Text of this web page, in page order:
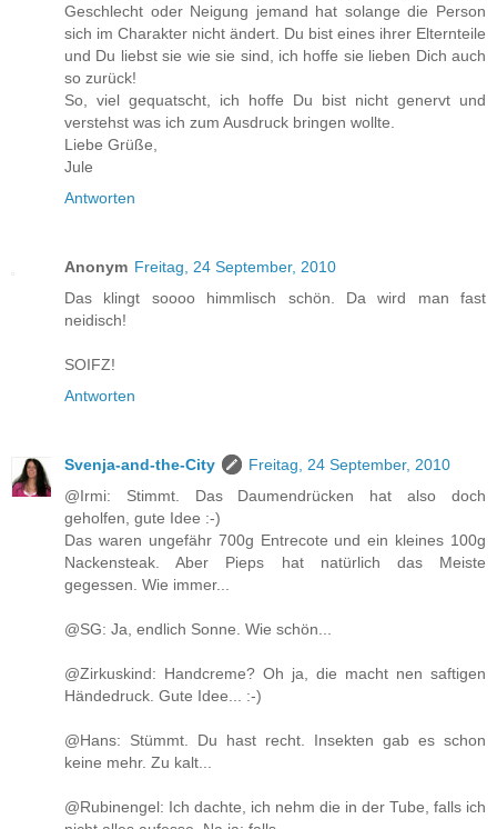
Geschlecht oder Neigung jemand hat solange die Person
sich im Charakter nicht ändert. Du bist eines ihrer Elternteile
und Du liebst sie wie sie sind, ich hoffe sie lieben Dich auch
so zurück!
So, viel gequatscht, ich hoffe Du bist nicht genervt und
verstehst was ich zum Ausdruck bringen wollte.
Liebe Grüße,
Jule
Antworten
Anonym Freitag, 24 September, 2010
Das klingt soooo himmlisch schön. Da wird man fast
neidisch!
SOIFZ!
Antworten
Svenja-and-the-City
Freitag, 24 September, 2010
@Irmi: Stimmt. Das Daumendrücken hat also doch
geholfen, gute Idee :-)
Das waren ungefähr 700g Entrecote und ein kleines 100g
Nackensteak. Aber Pieps hat natürlich das Meiste
gegessen. Wie immer...
@SG: Ja, endlich Sonne. Wie schön...
@Zirkuskind: Handcreme? Oh ja, die macht nen saftigen
Händedruck. Gute Idee... :-)
@Hans: Stümmt. Du hast recht. Insekten gab es schon
keine mehr. Zu kalt...
@Rubinengel: Ich dachte, ich nehm die in der Tube, falls ich